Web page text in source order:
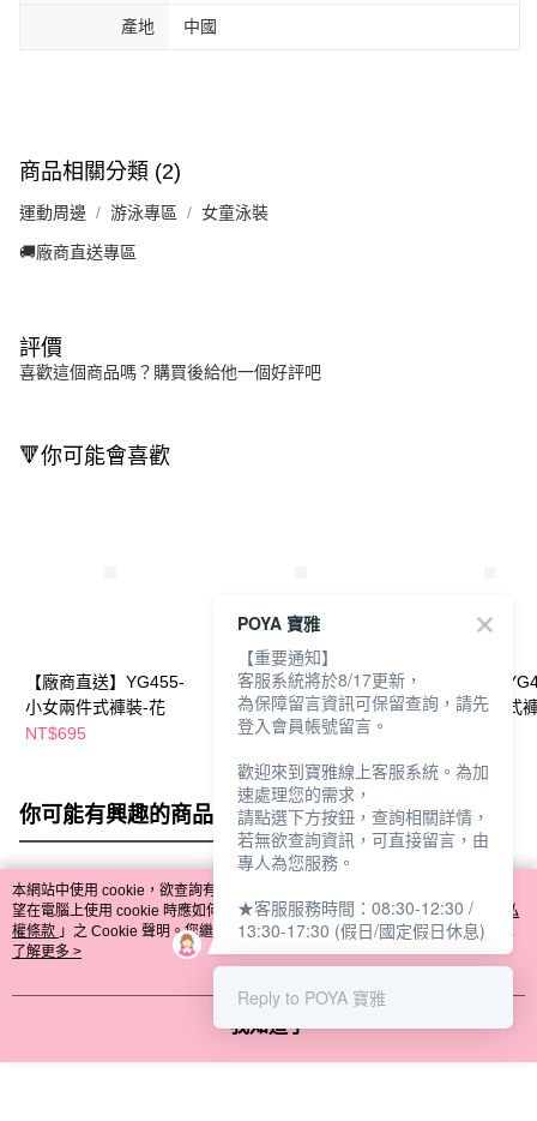
產地 中國
商品相關分類 (2)
運動周邊 游泳專區 女童泳裝
🚚廠商直送專區
評價
喜歡這個商品嗎？購買後給他一個好評吧
🔻你可能會喜歡
【廠商直送】YG455-
小女兩件式褲裝-花
NT$695
【廠商直送】YG458-
小女兩件式裙裝-花
NT$665
【廠商直送】
小女短袖兩件式
你可能有興趣的商品 全站排行
熱門標籤
本網站中使用 cookie，欲查詢有關本網站使用 cookie 方式之詳情，及若您不希
望在電腦上使用 cookie 時應如何變更電腦的 cookie 設定，請參閱本網站「
隱私
權條款 」之 Cookie 聲明。您繼續使用本網站即表示您同意本公司得按本網站使
用條款之 Cookie 聲明使用 cookie。
了解更多 >
我知道了
POYA 寶雅
【重要通知】
客服系統將於8/17更新，
為保障留言資訊可保留查詢，請先
登入會員帳號留言。
歡迎來到寶雅線上客服系統。為加
速處理您的需求，
請點選下方按鈕，查詢相關詳情，
若無欲查詢資訊，可直接留言，由
專人為您服務。
★客服服務時間：08:30-12:30 /
13:30-17:30 (假日/國定假日休息)
Reply to POYA 寶雅